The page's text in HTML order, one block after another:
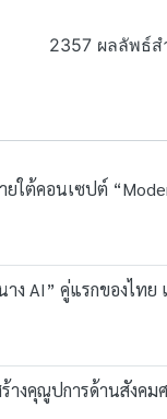
2357 ผลลัพธ์ส
ใต้คอนเซปต์
AI” คู่แรกของไท
างคุณูปการด้านสัง